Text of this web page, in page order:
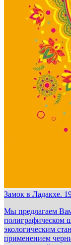
Замок в Ладакхе.
Мы предлагаем
полиграфическом
экологическим
применением